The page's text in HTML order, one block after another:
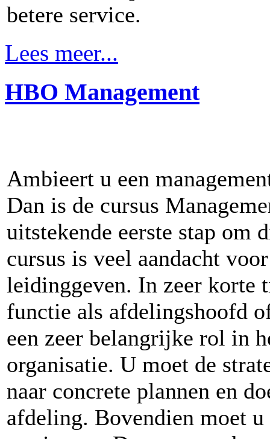
betere service.
Lees meer...
HBO Management
Ambieert u een
Dan is de cursus
uitstekende eerste stap om
cursus is veel aandacht
leidinggeven. In zeer korte
functie als afdelingshoofd
een zeer belangrijke rol in
organisatie. U moet de
naar concrete plannen en
afdeling. Bovendien moet